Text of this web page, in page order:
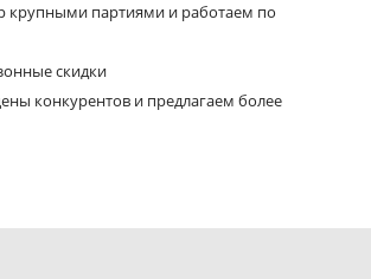
крупными партиями и работаем по
скидки
конкурентов и предлагаем более